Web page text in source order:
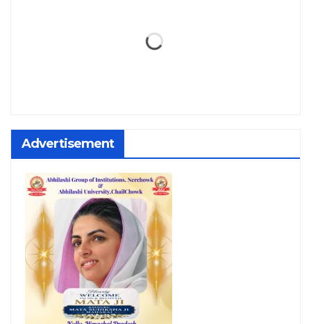
Advertisement